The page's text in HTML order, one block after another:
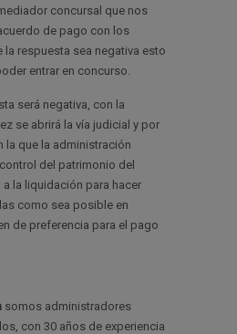
concursal que nos
de pago con los
la respuesta sea negativa esto
entrar en concurso.
será negativa, con la
se abrirá la vía judicial y por
la que la administración
del patrimonio del
la liquidación para hacer
como sea posible en
de preferencia para el pago
somos administradores
con 30 años de experiencia